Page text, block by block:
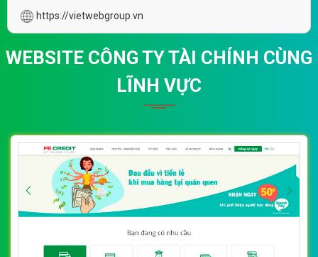
https://vietwebgroup.vn
WEBSITE CÔNG TY TÀI CHÍNH CÙNG
LĨNH VỰC